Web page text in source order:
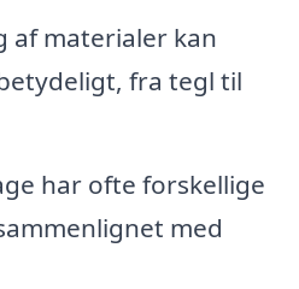
af materialer kan
fra tegl til
har ofte forskellige
med